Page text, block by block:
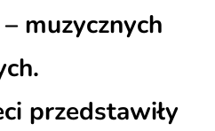
muzycznych
przedstawiły